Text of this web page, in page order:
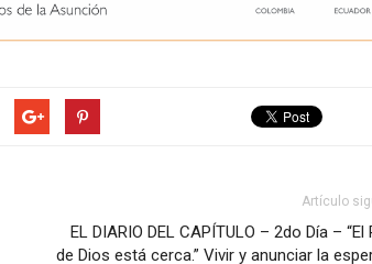
Artículo
EL DIARIO DEL CAPÍTULO – 2do Día – “El
de Dios está cerca.” Vivir y anunciar la